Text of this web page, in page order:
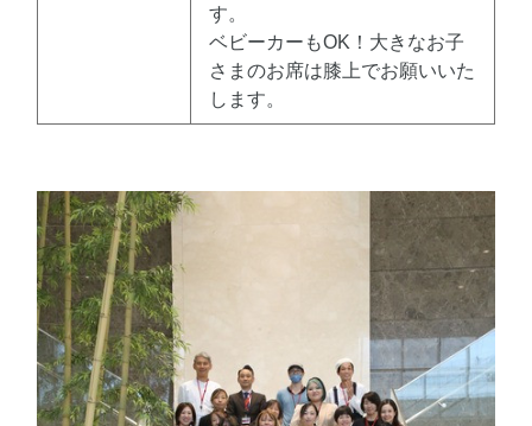
す。
ベビーカーもOK！大きなお子
さまのお席は膝上でお願いいた
します。